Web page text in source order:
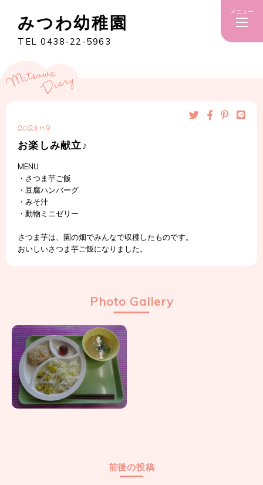
みつわ幼稚園
TEL 0438-22-5963
メニュー
2023.11.9
お楽しみ献立♪
MENU
・さつま芋ご飯
・豆腐ハンバーグ
・みそ汁
・動物ミニゼリー
さつま芋は、園の畑でみんなで収穫したものです。
おいしいさつま芋ご飯になりました。
Photo Gallery
前後の投稿